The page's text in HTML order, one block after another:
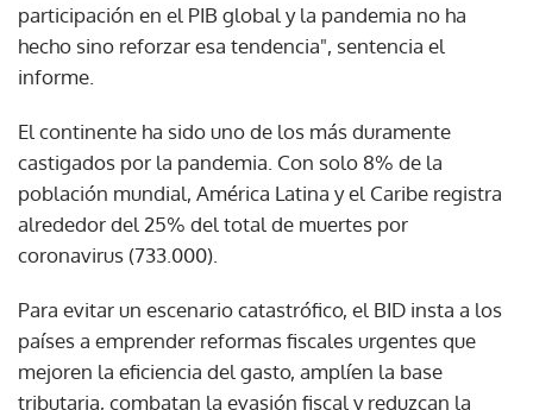
participación en el PIB global y la pandemia no ha
hecho sino reforzar esa tendencia", sentencia el
informe.
El continente ha sido uno de los más duramente
castigados por la pandemia. Con solo 8% de la
población mundial, América Latina y el Caribe registra
alrededor del 25% del total de muertes por
coronavirus (733.000).
Para evitar un escenario catastrófico, el BID insta a los
países a emprender reformas fiscales urgentes que
mejoren la eficiencia del gasto, amplíen la base
tributaria, combatan la evasión fiscal y reduzcan la